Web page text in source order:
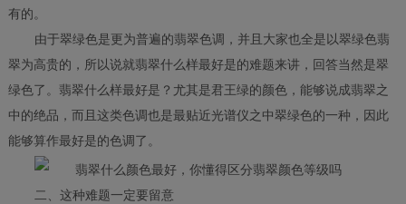
有的。
由于翠绿色是更为普遍的翡翠色调，并且大家也全是以翠绿色翡
翠为高贵的，所以说就翡翠什么样最好是的难题来讲，回答当然是翠
绿色了。翡翠什么样最好是？尤其是君王绿的颜色，能够说成翡翠之
中的绝品，而且这类色调也是最贴近光谱仪之中翠绿色的一种，因此
能够算作最好是的色调了。
二、这种难题一定要留意